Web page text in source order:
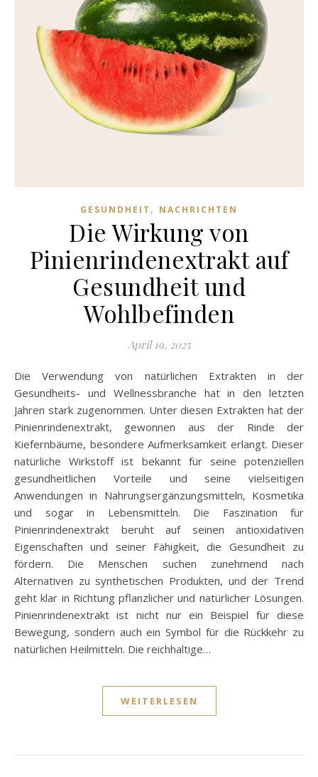
GESUNDHEIT , NACHRICHTEN
Die Wirkung von
Pinienrindenextrakt auf
Gesundheit und
Wohlbefinden
April 19, 2025
Die Verwendung von natürlichen Extrakten in der
Gesundheits- und Wellnessbranche hat in den letzten
Jahren stark zugenommen. Unter diesen Extrakten hat der
Pinienrindenextrakt, gewonnen aus der Rinde der
Kiefernbäume, besondere Aufmerksamkeit erlangt. Dieser
natürliche Wirkstoff ist bekannt für seine potenziellen
gesundheitlichen Vorteile und seine vielseitigen
Anwendungen in Nahrungsergänzungsmitteln, Kosmetika
und sogar in Lebensmitteln. Die Faszination für
Pinienrindenextrakt beruht auf seinen antioxidativen
Eigenschaften und seiner Fähigkeit, die Gesundheit zu
fördern. Die Menschen suchen zunehmend nach
Alternativen zu synthetischen Produkten, und der Trend
geht klar in Richtung pflanzlicher und natürlicher Lösungen.
Pinienrindenextrakt ist nicht nur ein Beispiel für diese
Bewegung, sondern auch ein Symbol für die Rückkehr zu
natürlichen Heilmitteln. Die reichhaltige…
WEITERLESEN